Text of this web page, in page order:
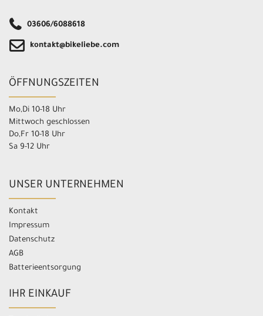
03606/6088618
kontakt@bikeliebe.com
ÖFFNUNGSZEITEN
Mo,Di 10-18 Uhr
Mittwoch geschlossen
Do,Fr 10-18 Uhr
Sa 9-12 Uhr
UNSER UNTERNEHMEN
Kontakt
Impressum
Datenschutz
AGB
Batterieentsorgung
IHR EINKAUF